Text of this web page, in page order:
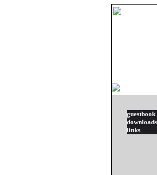
guestbook
downloads
links